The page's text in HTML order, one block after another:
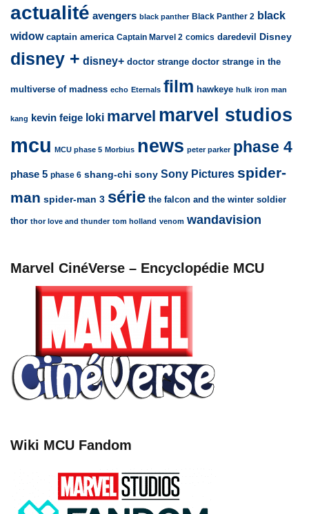
actualité avengers black panther Black Panther 2 black
widow captain america Captain Marvel 2 comics daredevil Disney
disney + disney+ doctor strange doctor strange in the
multiverse of madness echo Eternals film hawkeye hulk iron man
kang kevin feige loki marvel marvel studios
mcu MCU phase 5 Morbius news peter parker phase 4
phase 5 phase 6 shang-chi sony Sony Pictures spider-
man spider-man 3 série the falcon and the winter soldier
thor thor love and thunder tom holland venom wandavision
Marvel CinéVerse – Encyclopédie MCU
Wiki MCU Fandom